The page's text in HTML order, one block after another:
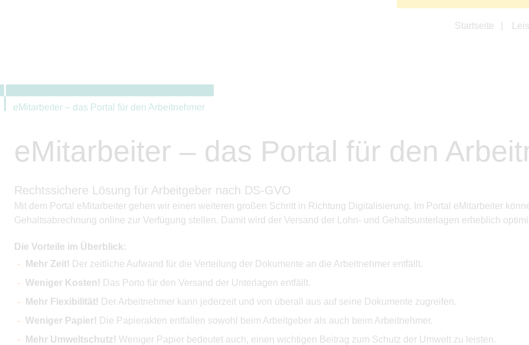
Startseite
eMitarbeiter – das Portal für den Arbeitnehmer
eMitarbeiter – das Portal für den
Rechtssichere Lösung für Arbeitgeber nach DS-GVO
Mit dem Portal eMitarbeiter gehen wir einen weiteren großen Schritt in Richtung Digitalisierung. Im Portal eMitarbeiter
Gehaltsabrechnung online zur Verfügung stellen. Damit wird der Versand der Lohn- und Gehaltsunterlagen erheblich
Die Vorteile im Überblick:
Mehr Zeit! Der zeitliche Aufwand für die Verteilung der Dokumente an die Arbeitnehmer entfällt.
Weniger Kosten! Das Porto für den Versand der Unterlagen entfällt.
Mehr Flexibilität! Der Arbeitnehmer kann jederzeit und von überall aus auf seine Dokumente zugreifen.
Weniger Papier! Die Papierakten entfallen sowohl beim Arbeitgeber als auch beim Arbeitnehmer.
Mehr Umweltschutz! Weniger Papier bedeutet auch, einen wichtigen Beitrag zum Schutz der Umwelt zu leisten.
unseres Angebotes einschließlich der Verknüpfung zu